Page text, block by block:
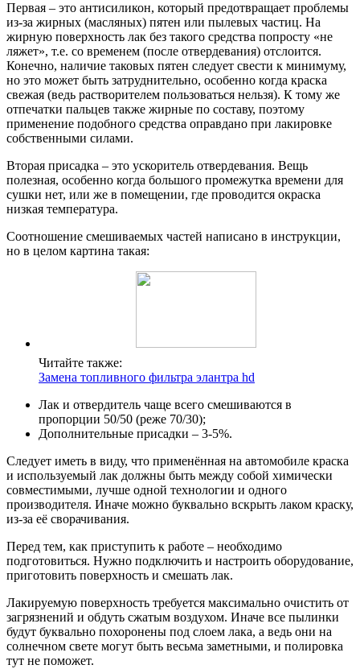
Первая – это антисиликон, который предотвращает проблемы
из-за жирных (масляных) пятен или пылевых частиц. На
жирную поверхность лак без такого средства попросту «не
ляжет», т.е. со временем (после отвердевания) отслоится.
Конечно, наличие таковых пятен следует свести к минимуму,
но это может быть затруднительно, особенно когда краска
свежая (ведь растворителем пользоваться нельзя). К тому же
отпечатки пальцев также жирные по составу, поэтому
применение подобного средства оправдано при лакировке
собственными силами.
Вторая присадка – это ускоритель отвердевания. Вещь
полезная, особенно когда большого промежутка времени для
сушки нет, или же в помещении, где проводится окраска
низкая температура.
Соотношение смешиваемых частей написано в инструкции,
но в целом картина такая:
Читайте также:
Замена топливного фильтра элантра hd
Лак и отвердитель чаще всего смешиваются в
пропорции 50/50 (реже 70/30);
Дополнительные присадки – 3-5%.
Следует иметь в виду, что применённая на автомобиле краска
и используемый лак должны быть между собой химически
совместимыми, лучше одной технологии и одного
производителя. Иначе можно буквально вскрыть лаком краску,
из-за её сворачивания.
Перед тем, как приступить к работе – необходимо
подготовиться. Нужно подключить и настроить оборудование,
приготовить поверхность и смешать лак.
Лакируемую поверхность требуется максимально очистить от
загрязнений и обдуть сжатым воздухом. Иначе все пылинки
будут буквально похоронены под слоем лака, а ведь они на
солнечном свете могут быть весьма заметными, и полировка
тут не поможет.